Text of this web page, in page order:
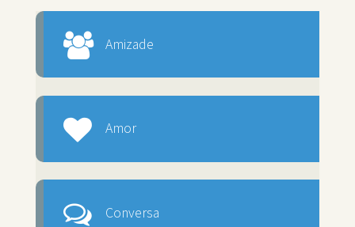
Amizade
Amor
Conversa